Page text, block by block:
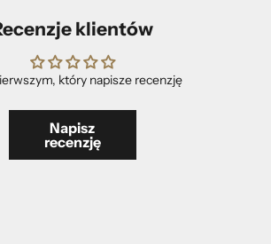
klientów
który napisze recenzję
Napisz
recenzję